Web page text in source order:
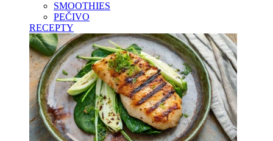
SMOOTHIES
PEČIVO
RECEPTY